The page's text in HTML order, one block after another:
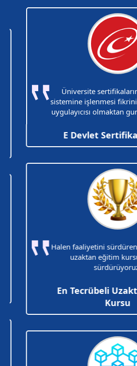
Üniversite
sistemine işlenmesi fikrinin
uygulayıcısı olmaktan
E Devlet Sertifika
Halen faaliyetini sürdüren
uzaktan eğitim kursu
sürdürüyoruz.
En Tecrübeli
Kursu